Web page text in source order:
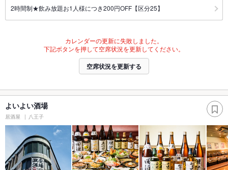
2時間制★飲み放題お1人様につき200円OFF【区分25】
カレンダーの更新に失敗しました。
下記ボタンを押して空席状況を更新してください。
空席状況を更新する
よいよい酒場
居酒屋 八王子